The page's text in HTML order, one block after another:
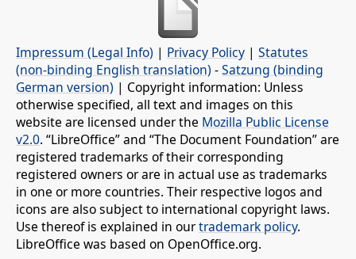
Impressum (Legal Info) | Privacy Policy | Statutes
(non-binding English translation) -Satzung (binding
German version) | Copyright information: Unless
otherwise specified, all text and images on this
website are licensed under the Mozilla Public License
v2.0. “LibreOffice” and “The Document Foundation” are
registered trademarks of their corresponding
registered owners or are in actual use as trademarks
in one or more countries. Their respective logos and
icons are also subject to international copyright laws.
Use thereof is explained in ourtrademark policy.
LibreOffice was based on OpenOffice.org.